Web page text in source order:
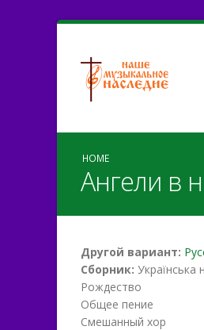
HOME
Ангели в
Другой вариант:
Сборник: Українська
Рождество
Общее пение
Смешанный хор